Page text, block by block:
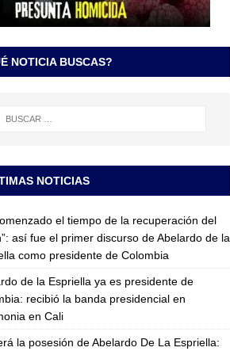
NOTICIA BUSCAS?
NOTICIAS
el tiempo de la recuperación del
así fue el primer discurso de Abelardo de la
como presidente de Colombia
de la Espriella ya es presidente de
recibió la banda presidencial en
en Cali
la posesión de Abelardo De La Espriella: